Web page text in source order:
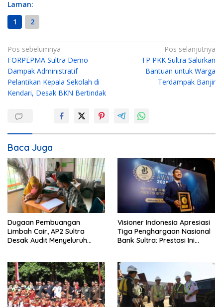
Laman:
1
2
N
a
v
i
s
i
p
o
s
Pos sebelumnya
FORPEPMA Sultra Demo
Dampak Administratif
Pelantikan Kepala Sekolah di
Kendari, Desak BKN Bertindak
Pos selanjutnya
TP PKK Sultra Salurkan
Bantuan untuk Warga
Terdampak Banjir
Baca Juga
Dugaan Pembuangan
Limbah Cair, AP2 Sultra
Desak Audit Menyeluruh
Hukum
Visioner Indonesia Apresiasi
Tiga Penghargaan Nasional
Bank Sultra: Prestasi Ini
Andri Permana